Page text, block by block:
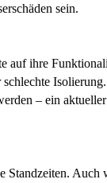
sein.
auf ihre
– ein
Standzeiten. Auch